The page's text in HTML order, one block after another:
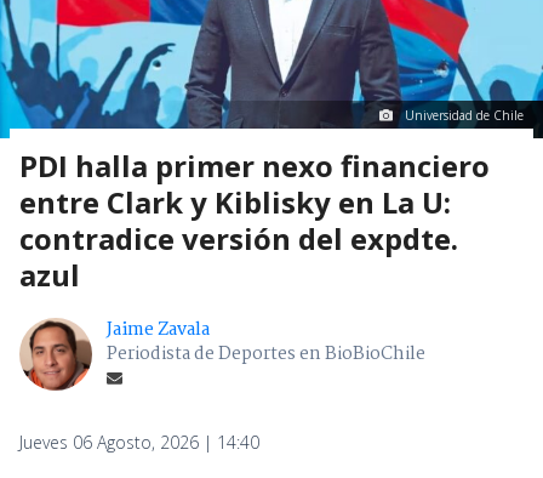
Universidad de Chile
PDI halla primer nexo financiero
entre Clark y Kiblisky en La U:
contradice versión del expdte.
azul
Jaime Zavala
Periodista de Deportes en BioBioChile
Jueves 06 Agosto, 2026 | 14:40